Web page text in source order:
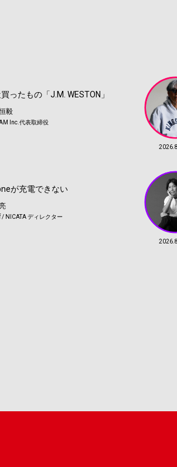
ったもの「J.M. WESTON」
毅
Inc.代表取締役
が充電できない
/ NICATA ディレクター